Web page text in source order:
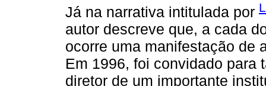
Já na narrativa intitulada por
autor descreve que, a cada
ocorre uma manifestação de
Em 1996, foi convidado para
diretor de um importante